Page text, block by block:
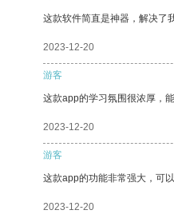
这款软件简直是神器，解决了
2023-12-20
游客
这款app的学习氛围很浓厚，
2023-12-20
游客
这款app的功能非常强大，可
2023-12-20